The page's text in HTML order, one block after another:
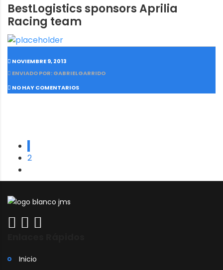
BestLogistics sponsors Aprilia
Racing team
NOVIEMBRE 9, 2013
ENVIADO POR: GABRIELGARRIDO
NO HAY COMENTARIOS
2
Inicio